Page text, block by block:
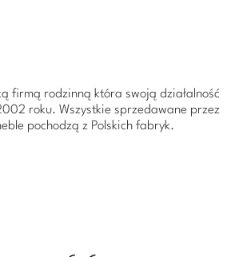
firmą rodzinną która swoją działalność
roku. Wszystkie sprzedawane przez
pochodzą z Polskich fabryk.